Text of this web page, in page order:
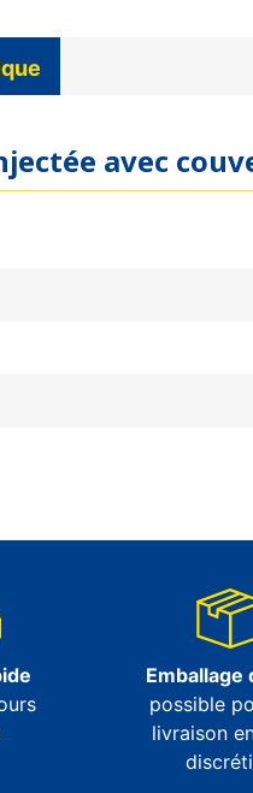
avec
Emballage
possible
livraison